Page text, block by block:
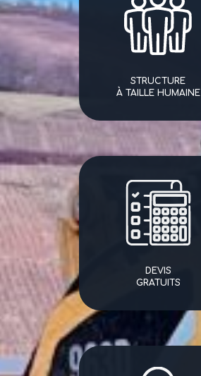
STRUCTURE
À TAILLE HUMAINE
DEVIS
GRATUITS